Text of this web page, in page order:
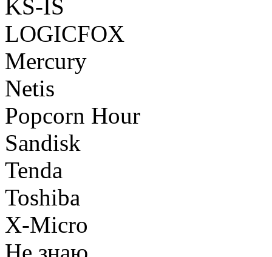
KS-IS
LOGICFOX
Mercury
Netis
Popcorn Hour
Sandisk
Tenda
Toshiba
X-Micro